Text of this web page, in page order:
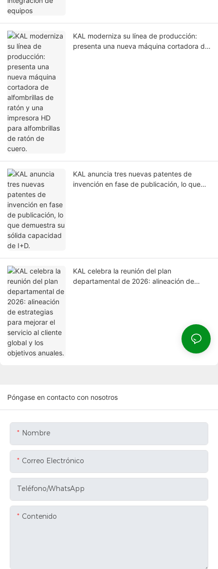
KAL moderniza su línea de producción:
presenta una nueva máquina cortadora de
KAL anuncia tres nuevas patentes de
invención en fase de publicación, lo que
KAL celebra la reunión del plan
departamental de 2026: alineación de
Póngase en contacto con nosotros
Nombre
Correo Electrónico
Teléfono/WhatsApp
Contenido